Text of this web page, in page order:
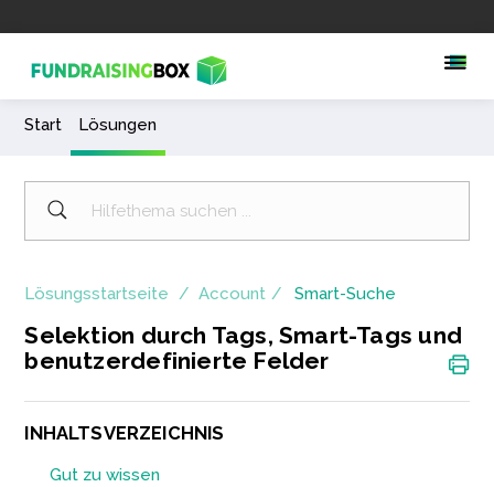
Start Lösungen
Lösungsstartseite Account Smart-Suche
Selektion durch Tags, Smart-Tags und
benutzerdefinierte Felder
INHALTSVERZEICHNIS
Gut zu wissen